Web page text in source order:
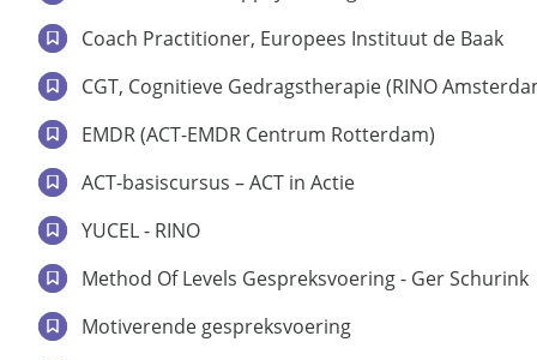
Coach Practitioner, Europees Instituut de Baak
CGT, Cognitieve Gedragstherapie (RINO
EMDR (ACT-EMDR Centrum Rotterdam)
ACT-basiscursus – ACT in Actie
YUCEL - RINO
Method Of Levels Gespreksvoering - Ger Schurink
Motiverende gespreksvoering